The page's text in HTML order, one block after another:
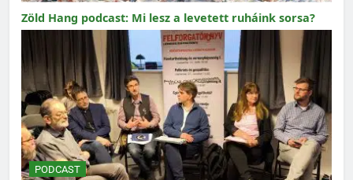
Zöld Hang podcast: Mi lesz a levetett ruháink sorsa?
PODCAST